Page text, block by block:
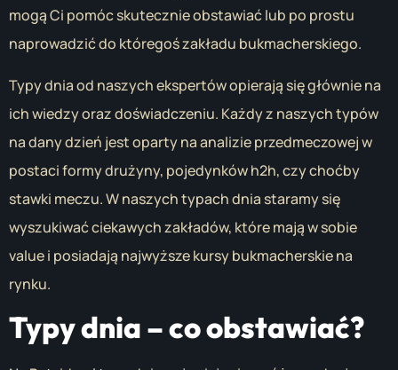
mogą Ci pomóc skutecznie obstawiać lub po prostu
naprowadzić do któregoś zakładu bukmacherskiego.
Typy dnia od naszych ekspertów opierają się głównie na
ich wiedzy oraz doświadczeniu. Każdy z naszych typów
na dany dzień jest oparty na analizie przedmeczowej w
postaci formy drużyny, pojedynków h2h, czy choćby
stawki meczu. W naszych typach dnia staramy się
wyszukiwać ciekawych zakładów, które mają w sobie
value i posiadają najwyższe kursy bukmacherskie na
rynku.
Typy dnia – co obstawiać?